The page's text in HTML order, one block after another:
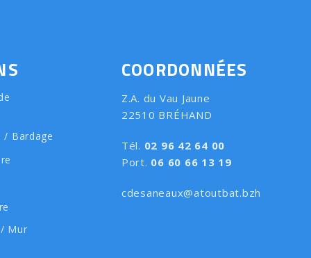
/ Bardage
Mur
COORDONNÉES
Z.A. du Vau Jaune
22510 BRÉHAND
Tél. 02 96 42 64 00
Port. 06 60 66 13 19
cdesaneaux@atoutbat.bzh